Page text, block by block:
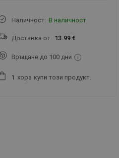
Наличност: В наличност
Доставка от: 13.99 €
Връщане до 100 дни
1 хора купи този продукт.